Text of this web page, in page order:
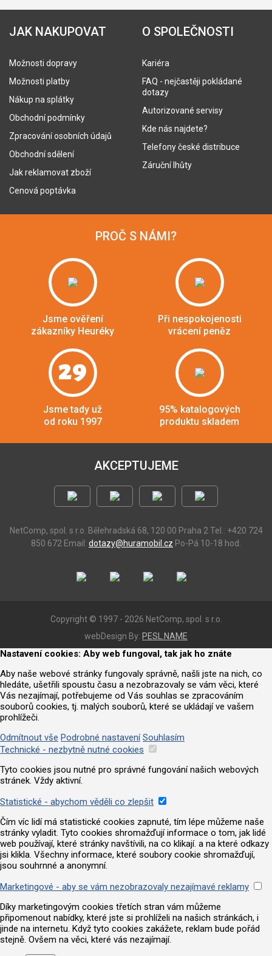
JAK NAKUPOVAT
Možnosti dopravy
Možnosti platby
Nákup na splátky
Obchodní podmínky
Zpracování osobních údajů
Obchodní sdělení
Jak reklamovat zboží
Cenová poptávka
O SPOLEČNOSTI
Kariéra
FAQ - nejčastěji pokládané
dotazy
Autorizované servisy
Kde nás najdete?
Telefony české distribuce
Záruční lhůty
PROČ S NÁMI?
Jsme ověření
zákazníky Heuréky
Při nespokojenosti
vrácení peněz
29
Jsme tady už
od roku 1997
95% katalogových
produktu skladem
AKCEPTUJEME
NetComp, spol. s r.o. Bělehradská 68, 120 00 Praha 2 Tel.: +420 724
850 672 Email: dotazy@huramobil.cz Po-Pá 10-18 hod.
Copyright © 1997 - 2026 NetComp, spol. s r.o.
webDesign By: PESL.NAME
Nastavení cookies: Aby web fungoval, tak jak ho znáte
Aby naše webové stránky fungovaly správně, našli jste na nich, co
hledáte, ušetřili spoustu času a nezobrazovaly se vám věci, které
Vás nezajímají, potřebujeme od Vás souhlas se zpracováním
souborů cookies, tj. malých souborů, které se ukládají ve vašem
prohlížeči.
Odmítnout vše Podrobné nastavení Souhlasím
Technické - nezbytně nutné cookies
Tyto cookies jsou nutné pro správné fungování našich webových
stránek. Vždy aktivní.
Statistické - abychom věděli co zlepšit
Čím víc lidí má statistické cookies zapnuté, tím lépe můžeme naše
stránky vyladit. Tyto cookies shromažďují informace o tom, jak lidé
web používají, které stránky navštívili, na co klikají. a na které odkazy
jsi klikla. Všechny informace, které soubory cookie shromažďují,
jsou souhrnné a anonymní.
Marketingové - aby se vám nezobrazovaly nezajímavé reklamy
Díky marketingovým cookies třetích stran vám můžeme
připomenout nabídky, které jste si prohlíželi na našich stránkách, i
jinde na internetu. Když tyto cookies zakážete, reklam bude pořád
stejně. Ovšem na věci, které vás nezajímají.